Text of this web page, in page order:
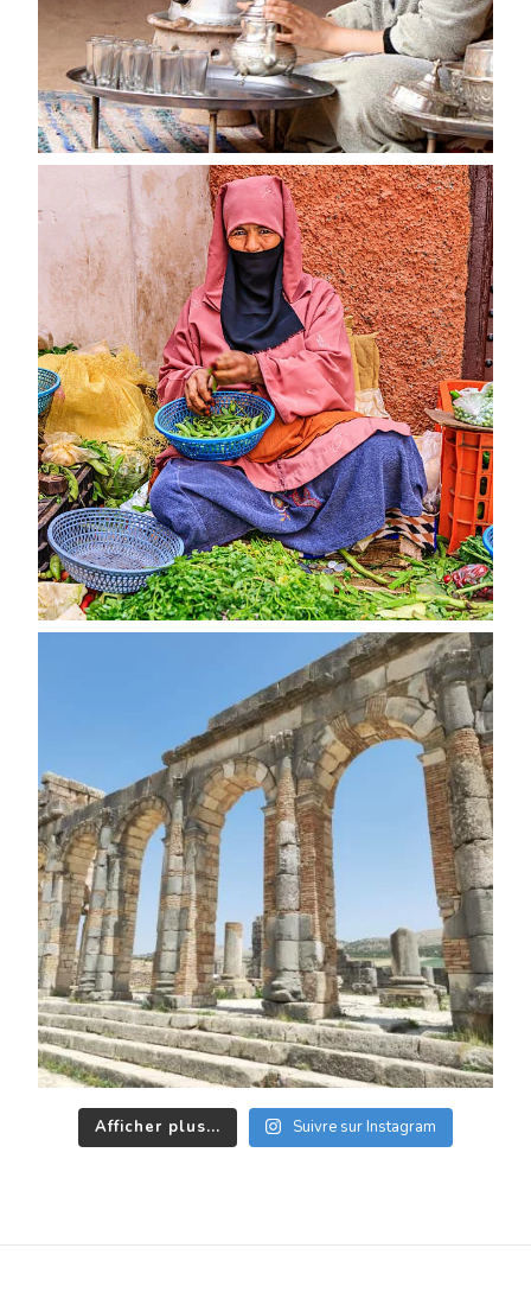
Afficher plus... Suivre sur Instagram